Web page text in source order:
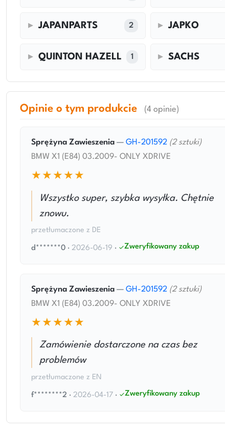
JAPANPARTS 2 JAPKO
QUINTON HAZELL 1 SACHS
Opinie o tym produkcie (4 opinie)
Sprężyna Zawieszenia— GH-201592 (2 sztuki)
BMW X1 (E84) 03.2009- ONLY XDRIVE
★★★★★
Wszystko super, szybka wysyłka. Chętnie
znowu.
przetłumaczone z DE
d*******0· 2026-06-19 · Zweryfikowany zakup
Sprężyna Zawieszenia— GH-201592 (2 sztuki)
BMW X1 (E84) 03.2009- ONLY XDRIVE
★★★★★
Zamówienie dostarczone na czas bez
problemów
przetłumaczone z EN
f********2 · 2026-04-17· Zweryfikowany zakup